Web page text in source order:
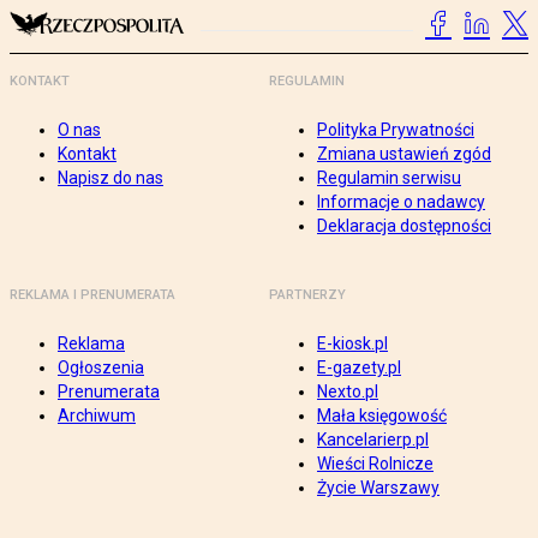
KONTAKT
O nas
Kontakt
Napisz do nas
REGULAMIN
Polityka Prywatności
Zmiana ustawień zgód
Regulamin serwisu
Informacje o nadawcy
Deklaracja dostępności
REKLAMA I PRENUMERATA
Reklama
Ogłoszenia
Prenumerata
Archiwum
PARTNERZY
E-kiosk.pl
E-gazety.pl
Nexto.pl
Mała księgowość
Kancelarierp.pl
Wieści Rolnicze
Życie Warszawy